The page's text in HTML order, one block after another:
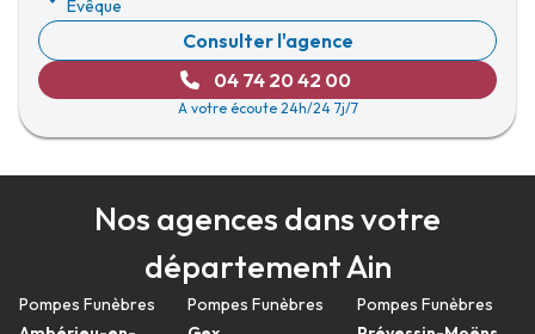
Évêque
Consulter l'agence
04 74 20 42 00
A votre écoute 24h/24 7j/7
Nos agences dans votre
département Ain
Pompes Funèbres
Pompes Funèbres
Pompes Funèbres